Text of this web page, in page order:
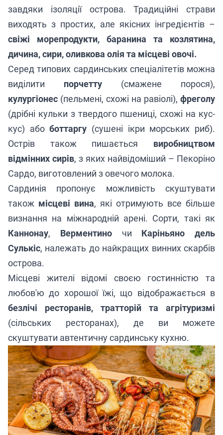
завдяки ізоляції острова. Традиційні страви
виходять з простих, але якісних інгредієнтів –
свіжі морепродукти, баранина та козлятина,
дичина, сири, оливкова олія та місцеві овочі.
Серед типових сардинських спеціалітетів можна
виділити порчетту (смажене порося),
кулургіонес (пельмені, схожі на равіолі), фреголу
(дрібні кульки з твердого пшениці, схожі на кус-
кус) абоботтаргу (сушені ікри морських риб).
Острів також пишається виробництвом
відмінних сирів, з яких найвідоміший – Пекоріно
Сардо, виготовлений з овечого молока.
Сардинія пропонує можливість скуштувати
також місцеві вина, які отримують все більше
визнання на міжнародній арені. Сорти, такі як
Каннонау, Верментиночи Каріньяно
дель
Сулькіс, належать до найкращих винних скарбів
острова.
Місцеві жителі відомі своєю гостинністю та
любов'ю до хорошої їжі, що відображається в
безлічі ресторанів, тратторій та агрітуризмі
(сільських ресторанах), де ви можете
скуштувати автентичну сардинську кухню.